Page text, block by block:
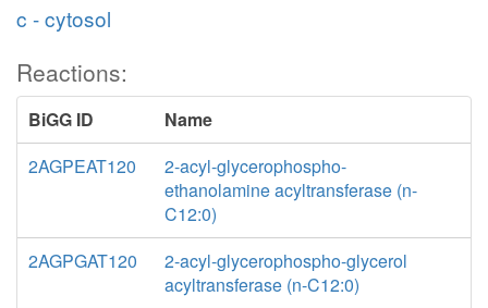
c - cytosol
Reactions:
BiGG ID
Name
2AGPEAT120
2-acyl-glycerophospho-
ethanolamine acyltransferase (n-
C12:0)
2AGPGAT120
2-acyl-glycerophospho-glycerol
acyltransferase (n-C12:0)